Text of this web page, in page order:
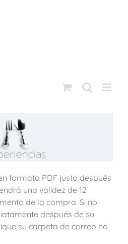
formato PDF justo después
una validez de 12
de la compra. Si no
después de su
su carpeta de correo no